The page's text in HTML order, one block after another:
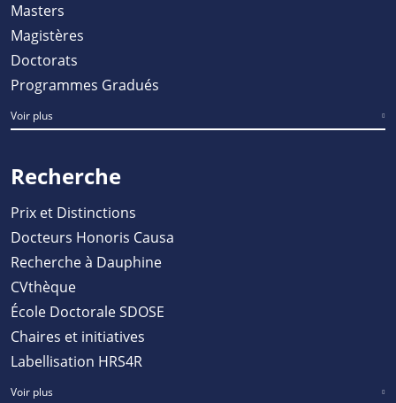
Masters
Magistères
Doctorats
Programmes Gradués
Voir plus
Recherche
Prix et Distinctions
Docteurs Honoris Causa
Recherche à Dauphine
CVthèque
École Doctorale SDOSE
Chaires et initiatives
Labellisation HRS4R
Voir plus